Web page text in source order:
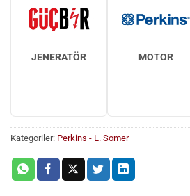
JENERATÖR MOTOR
Kategoriler: Perkins - L. Somer